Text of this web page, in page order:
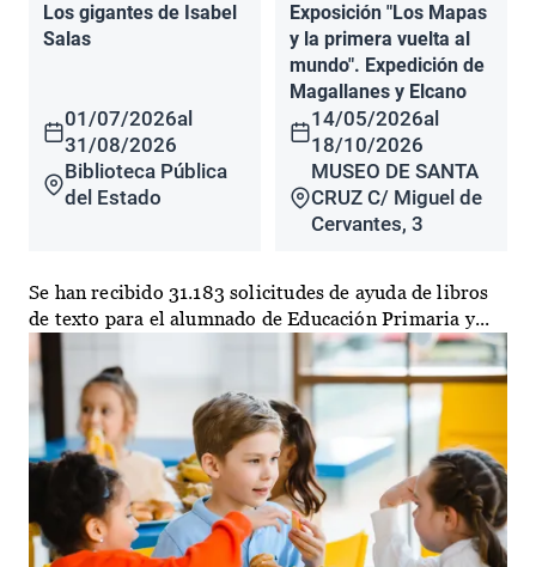
Los gigantes de Isabel
Salas
01/07/2026al
31/08/2026
Biblioteca Pública
del Estado
Exposición "Los Mapas
y la primera vuelta al
mundo". Expedición de
Magallanes y Elcano
14/05/2026al
18/10/2026
MUSEO DE SANTA
CRUZ C/ Miguel de
Cervantes, 3
Se han recibido 31.183 solicitudes de ayuda de libros
de texto para el alumnado de Educación Primaria y...